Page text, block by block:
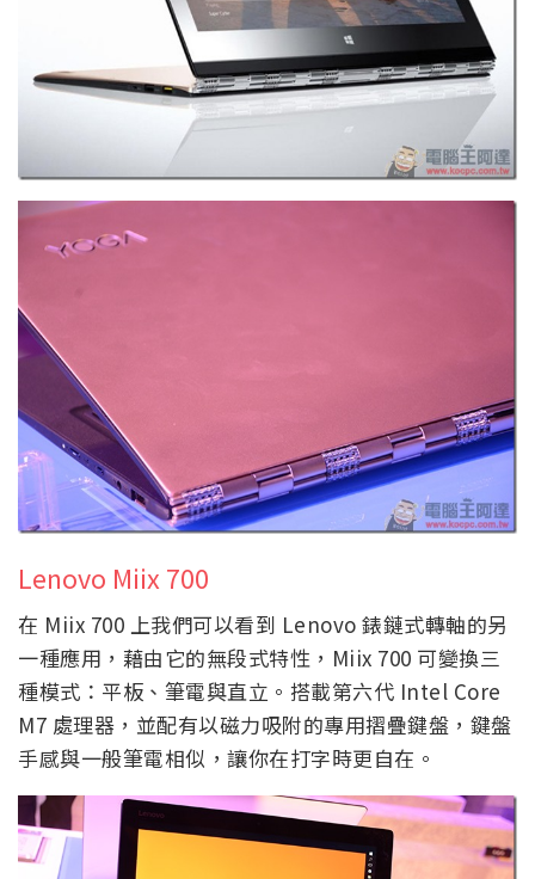
Lenovo Miix 700
在 Miix 700 上我們可以看到 Lenovo 錶鏈式轉軸的另
一種應用，藉由它的無段式特性，Miix 700 可變換三
種模式：平板、筆電與直立。搭載第六代 Intel Core
M7 處理器，並配有以磁力吸附的專用摺疊鍵盤，鍵盤
手感與一般筆電相似，讓你在打字時更自在。